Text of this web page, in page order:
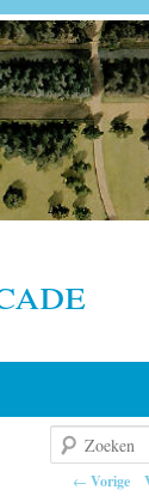
← Vorige